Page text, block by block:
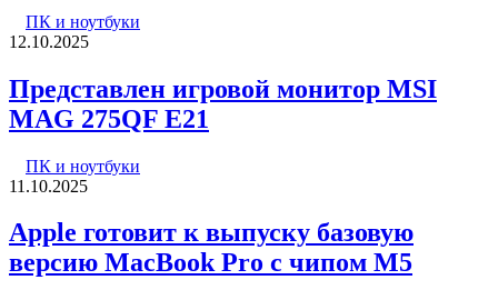
ПК и ноутбуки
12.10.2025
Представлен игровой монитор MSI
MAG 275QF E21
ПК и ноутбуки
11.10.2025
Apple готовит к выпуску базовую
версию MacBook Pro с чипом M5